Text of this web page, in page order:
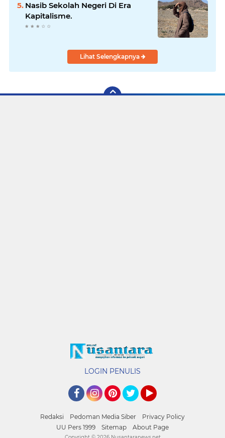
Nasib Sekolah Negeri Di Era
Kapitalisme.
Lihat Selengkapnya
LOGIN PENULIS
Redaksi Pedoman Media Siber
Privacy Policy
UU Pers 1999
Sitemap About Page